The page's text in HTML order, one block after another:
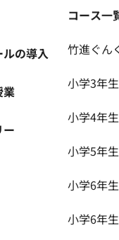
ルの導入
業
コース一
竹進ぐん
小学3年
小学4年
小学5年
小学6年
小学6年